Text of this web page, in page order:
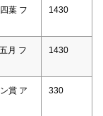
葉 フ
1430
月 フ
1430
賞 ア
330